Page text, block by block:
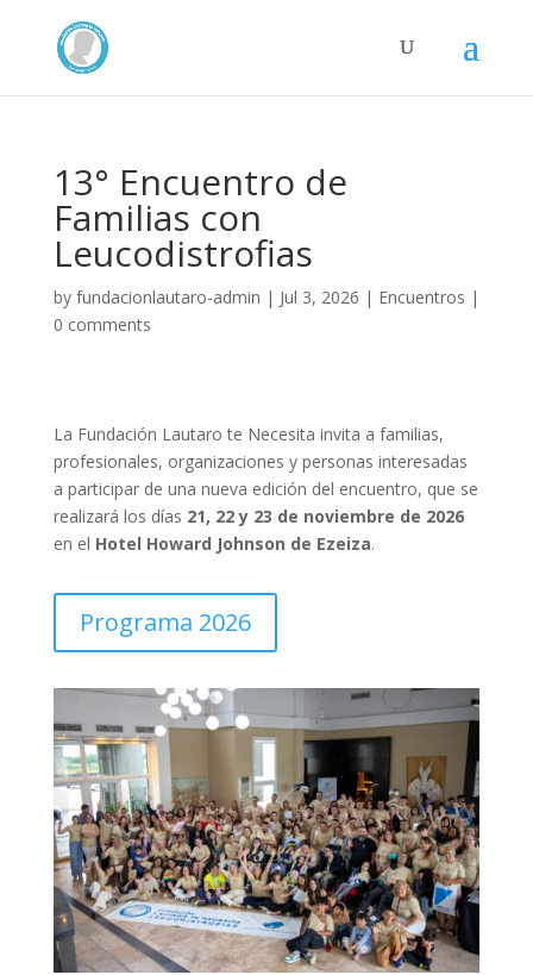
13° Encuentro de
Familias con
Leucodistrofias
by fundacionlautaro-admin | Jul 3, 2026 | Encuentros |
0 comments
La Fundación Lautaro te Necesita invita a familias,
profesionales, organizaciones y personas interesadas
a participar de una nueva edición del encuentro, que se
realizará los días 21, 22 y 23 de noviembre de 2026
en el Hotel Howard Johnson de Ezeiza.
Programa 2026